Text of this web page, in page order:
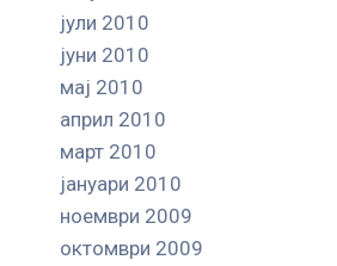
јули 2010
јуни 2010
мај 2010
април 2010
март 2010
јануари 2010
ноември 2009
октомври 2009